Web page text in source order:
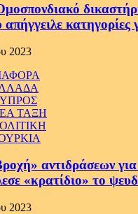
κατηγορίες
2023
ΤΑΞΗ
αντιδράσεων
«κρατίδιο» το
2023